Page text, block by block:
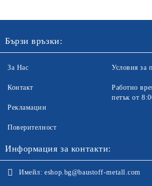
Бързи връзки:
За Нас
Контакт
Рекламации
Поверителност
Условия за
Работно
петък от
Информация за контакти:
Имейл: eshop.bg@baustoff-metall.com